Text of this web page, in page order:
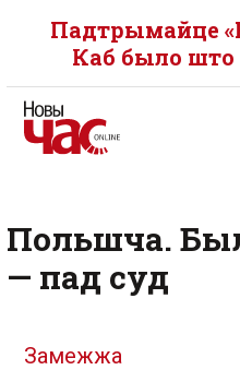
Падтрымайце
Каб было што
Польшча.
— пад суд
Замежжа